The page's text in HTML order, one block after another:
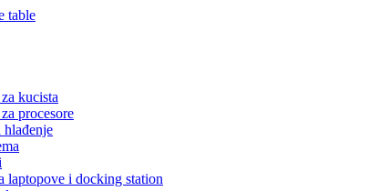
table
kucista
procesore
hlađenje
laptopove i docking station